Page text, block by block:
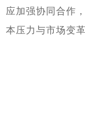
应加强协同合作
本压力与市场变